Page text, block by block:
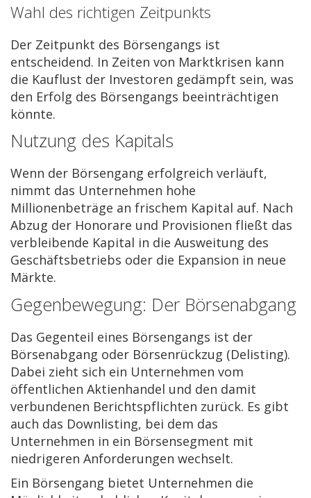
Wahl des richtigen Zeitpunkts
Der Zeitpunkt des Börsengangs ist
entscheidend. In Zeiten von Marktkrisen kann
die Kauflust der Investoren gedämpft sein, was
den Erfolg des Börsengangs beeinträchtigen
könnte.
Nutzung des Kapitals
Wenn der Börsengang erfolgreich verläuft,
nimmt das Unternehmen hohe
Millionenbeträge an frischem Kapital auf. Nach
Abzug der Honorare und Provisionen fließt das
verbleibende Kapital in die Ausweitung des
Geschäftsbetriebs oder die Expansion in neue
Märkte.
Gegenbewegung: Der Börsenabgang
Das Gegenteil eines Börsengangs ist der
Börsenabgang oder Börsenrückzug (Delisting).
Dabei zieht sich ein Unternehmen vom
öffentlichen Aktienhandel und den damit
verbundenen Berichtspflichten zurück. Es gibt
auch das Downlisting, bei dem das
Unternehmen in ein Börsensegment mit
niedrigeren Anforderungen wechselt.
Ein Börsengang bietet Unternehmen die